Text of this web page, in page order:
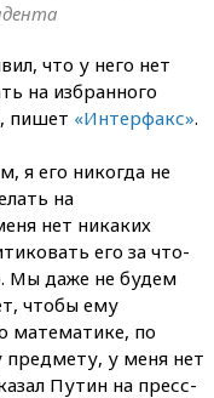
что у него нет
на избранного
пишет «Интерфакс».
я его никогда не
на
нет никаких
его за что-
Мы даже не будем
чтобы ему
математике, по
у меня нет
Путин на пресс-